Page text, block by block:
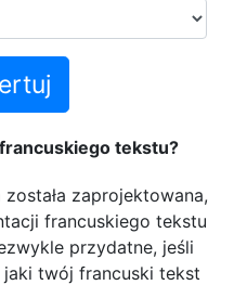
tekstu?
zaprojektowana,
francuskiego tekstu
przydatne, jeśli
twój francuski tekst